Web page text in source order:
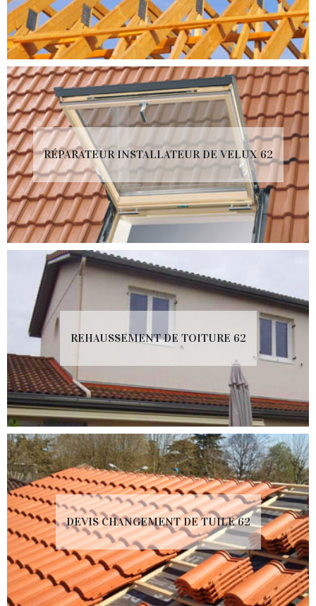
RÉPARATEUR INSTALLATEUR DE VELUX 62
REHAUSSEMENT DE TOITURE 62
DEVIS CHANGEMENT DE TUILE 62